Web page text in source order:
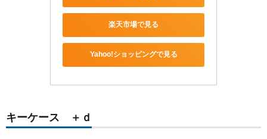
楽天市場で見る
Yahoo!ショッピングで見る
キーケース ＋ｄ